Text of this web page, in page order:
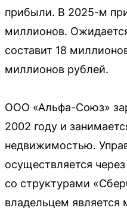
прибыли. В 2025-м
миллионов.
составит 18
миллионов рублей.
ООО «Альфа-Союз»
2002 году и
недвижимостью.
осуществляется
со структурами
владельцем